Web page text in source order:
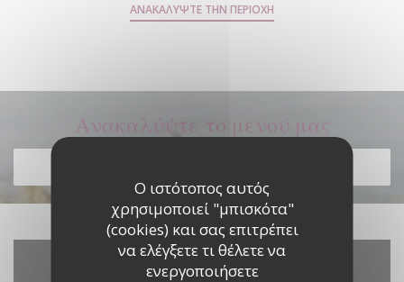
Ο ιστότοπος αυτός
χρησιμοποιεί "μπισκότα"
(cookies) και σας επιτρέπει
να ελέγξετε τι θέλετε να
ενεργοποιήσετε
ΑΝΑΚΑΛΎΨΤΕ ΤΗΝ ΠΕΡΙΟΧΉ
Ανακαλύψτε το μενού μας